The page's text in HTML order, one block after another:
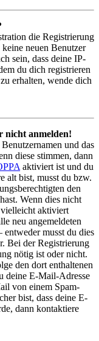
die Registrierung
neuen Benutzer
sein, dass deine IP-
du dich registrieren
erhalten, wende dich
nicht anmelden!
und das
diese stimmen, dann
aktiviert ist und du
alt bist, musst du bzw.
den
Wenn dies nicht
aktiviert
neu angemeldeten
musst du dies
Bei der Registrierung
nötig ist oder nicht.
den dort enthaltenen
deine E-Mail-Adresse
von einem Spam-
bist, dass deine E-
dann kontaktiere